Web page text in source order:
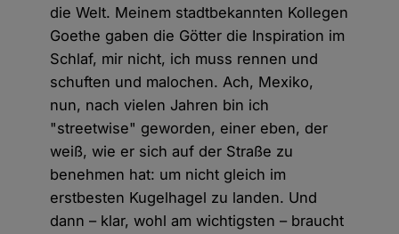
die Welt. Meinem stadtbekannten Kollegen
Goethe gaben die Götter die Inspiration im
Schlaf, mir nicht, ich muss rennen und
schuften und malochen. Ach, Mexiko,
nun, nach vielen Jahren bin ich
"streetwise" geworden, einer eben, der
weiß, wie er sich auf der Straße zu
benehmen hat: um nicht gleich im
erstbesten Kugelhagel zu landen. Und
dann – klar, wohl am wichtigsten – braucht